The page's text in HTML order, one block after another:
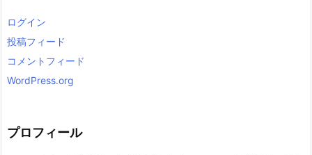
ログイン
投稿フィード
コメントフィード
WordPress.org
プロフィール